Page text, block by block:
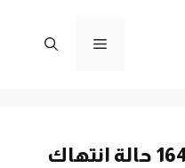
القائمة
حقوق الإنسان ترصد 164 حالة انتهاك